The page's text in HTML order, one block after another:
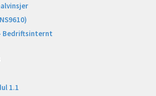
Bedriftsinternt
1.1